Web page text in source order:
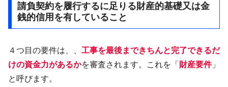
請負契約を履行するに足りる財産的基礎又は金
銭的信用を有していること
４つ目の要件は、、 工事を最後まできちんと完了できるだ
けの資金力があるかを審査されます。これを「 財産要件」
と呼びます。